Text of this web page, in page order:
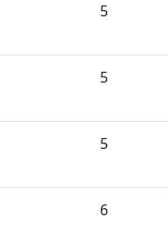
5
5
5
6